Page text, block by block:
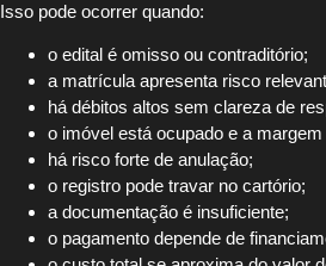
Isso pode ocorrer quando:
o edital é omisso ou contraditório;
a matrícula apresenta risco
há débitos altos sem clareza de
o imóvel está ocupado e a margem
há risco forte de anulação;
o registro pode travar no cartório;
a documentação é insuficiente;
o pagamento depende de